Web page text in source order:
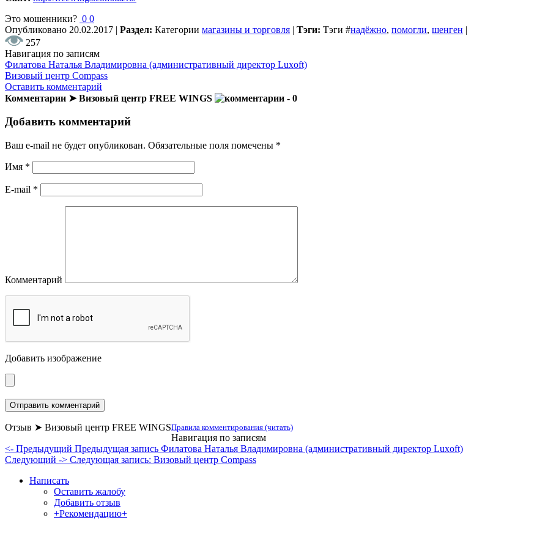
Это мошенники? 0 0
Опубликовано 20.02.2017 | Раздел: Категории магазины и торговля | Тэги: Тэги #надёжно, помогли, шенген |
257
Навигация по записям
Филатова Наталья Владимировна (административный директор Luxoft)
Визовый центр Compass
Оставить комментарий
Комментарии ➤ Визовый центр FREE WINGS
- 0
Добавить комментарий
Ваш e-mail не будет опубликован. Обязательные поля помечены *
Имя *
E-mail *
Комментарий
Добавить изображение
Правила комментирования (читать)
Отзыв ➤ Визовый центр FREE WINGS
Навигация по записям
<- Предыдущий Предыдущая запись Филатова Наталья Владимировна (административный директор Luxoft)
Следующий -> Следующая запись: Визовый центр Compass
Написать
Оставить жалобу
Добавить отзыв
+Рекомендацию+